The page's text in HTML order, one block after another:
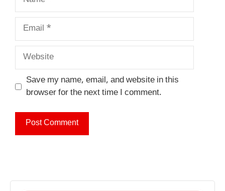
Email
Website
Save my name, email, and website in this
browser for the next time I comment.